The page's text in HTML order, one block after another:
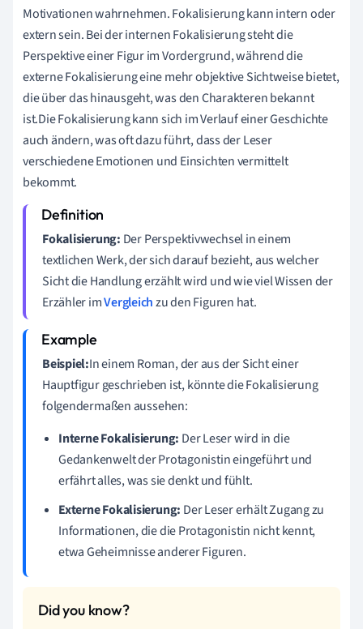
Motivationen wahrnehmen. Fokalisierung kann intern oder
extern sein. Bei der internen Fokalisierung steht die
Perspektive einer Figur im Vordergrund, während die
externe Fokalisierung eine mehr objektive Sichtweise bietet,
die über das hinausgeht, was den Charakteren bekannt
ist.Die Fokalisierung kann sich im Verlauf einer Geschichte
auch ändern, was oft dazu führt, dass der Leser
verschiedene Emotionen und Einsichten vermittelt
bekommt.
Fokalisierung: Der Perspektivwechsel in einem
textlichen Werk, der sich darauf bezieht, aus welcher
Sicht die Handlung erzählt wird und wie viel Wissen der
Erzähler imVergleichzu den Figuren hat.
Beispiel:In einem Roman, der aus der Sicht einer
Hauptfigur geschrieben ist, könnte die Fokalisierung
folgendermaßen aussehen:
Interne Fokalisierung: Der Leser wird in die
Gedankenwelt der Protagonistin eingeführt und
erfährt alles, was sie denkt und fühlt.
Externe Fokalisierung: Der Leser erhält Zugang zu
Informationen, die die Protagonistin nicht kennt,
etwa Geheimnisse anderer Figuren.